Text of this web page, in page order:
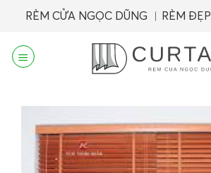
content
RÈM CỬA NGỌC DŨNG ︱RÈM